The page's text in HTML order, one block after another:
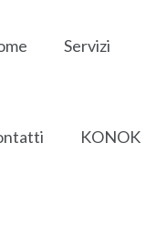
Servizi
KONOK